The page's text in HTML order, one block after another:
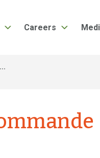
Careers